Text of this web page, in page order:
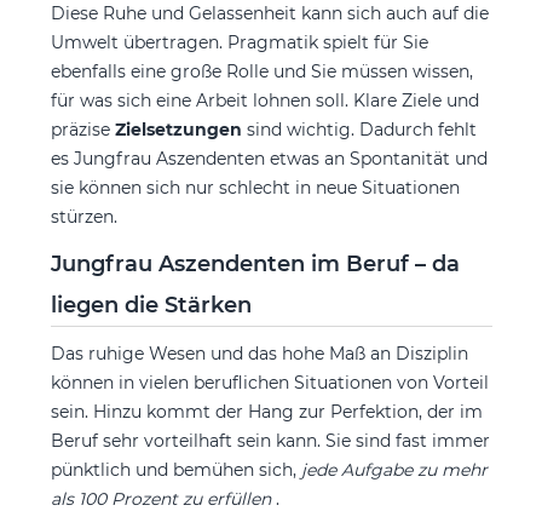
Diese Ruhe und Gelassenheit kann sich auch auf die
Umwelt übertragen. Pragmatik spielt für Sie
ebenfalls eine große Rolle und Sie müssen wissen,
für was sich eine Arbeit lohnen soll. Klare Ziele und
präzise Zielsetzungen sind wichtig. Dadurch fehlt
es Jungfrau Aszendenten etwas an Spontanität und
sie können sich nur schlecht in neue Situationen
stürzen.
Jungfrau Aszendenten im Beruf – da
liegen die Stärken
Das ruhige Wesen und das hohe Maß an Disziplin
können in vielen beruflichen Situationen von Vorteil
sein. Hinzu kommt der Hang zur Perfektion, der im
Beruf sehr vorteilhaft sein kann. Sie sind fast immer
pünktlich und bemühen sich, jede Aufgabe zu mehr
als 100 Prozent zu erfüllen.